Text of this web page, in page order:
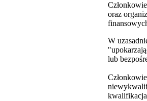
oraz
W
lub